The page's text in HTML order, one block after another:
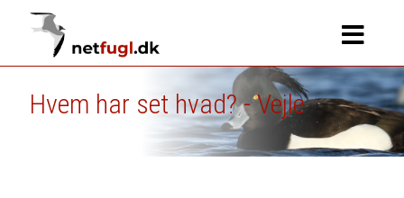
Hvem har set hvad? - Vejle